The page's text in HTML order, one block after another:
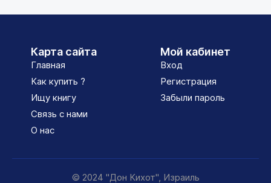
Карта сайта
Главная
Как купить ?
Ищу книгу
Связь с нами
О нас
Мой кабинет
Вход
Регистрация
Забыли пароль
© 2024 "Дон Кихот", Израиль